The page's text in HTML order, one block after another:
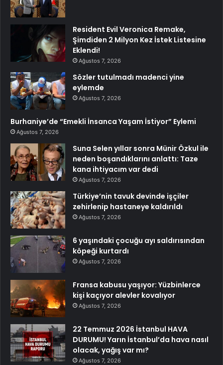
Resident Evil Veronica Remake,
Şimdiden 2 Milyon Kez İstek Listesine
Eklendi!
Ağustos 7, 2026
Sözler tutulmadı madenci yine
eylemde
Ağustos 7, 2026
Burhaniye’de “Emekli İnsanca Yaşam İstiyor” Eylemi
Ağustos 7, 2026
Suna Selen yıllar sonra Münir Özkul ile
neden boşandıklarını anlattı: Taze
kana ihtiyacım var dedi
Ağustos 7, 2026
Türkiye’nin tavuk devinde işçiler
zehirlenip hastaneye kaldırıldı
Ağustos 7, 2026
6 yaşındaki çocuğu ayı saldırısından
köpeği kurtardı
Ağustos 7, 2026
Fransa kabusu yaşıyor: Yüzbinlerce
kişi kaçıyor alevler kovalıyor
Ağustos 7, 2026
22 Temmuz 2026 İstanbul HAVA
DURUMU! Yarın İstanbul’da hava nasıl
olacak, yağış var mı?
Ağustos 7, 2026